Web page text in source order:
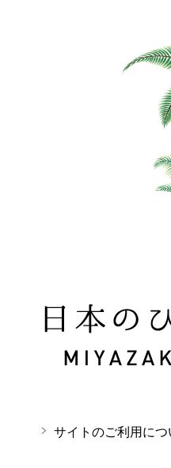
日本のひなた 宮崎
サイトのご利用につ